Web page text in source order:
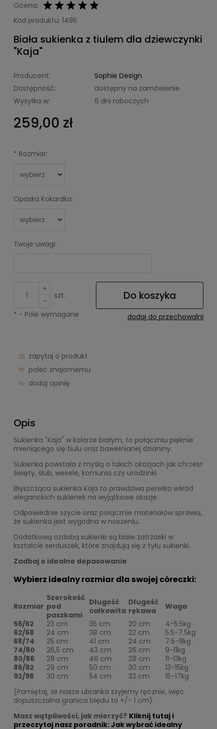
Ocena:
Kod produktu: 1495
Biała sukienka z tiulem dla dziewczynki
"Kaja"
Producent:
Sophie Design
Dostępność:
dostępny na zamówienie
Wysyłka w:
6 dni roboczych
259,00 zł
* Rozmiar:
Opaska Kokardka:
Twoje uwagi:
+
-
szt. Do koszyka
dodaj do przechowalni
* - Pole wymagane
zapytaj o produkt
poleć znajomemu
dodaj opinię
Opis
Sukienka "Kaja" w kolorze białym, to połączniu pięknie
mieniącego się tiulu oraz bawełnianej dzianiny.
Sukienka powstała z myślą o takich okazjach jak chrzest
święty, ślub, wesele, komunia czy urodzinki.
Błyszcząca sukienka Kaja to prawdziwa perełka wśród
eleganckich sukienek na wyjątkowe okazje.
Odpowiednie szycie oraz połącznie materiałów sprawia,
że sukienka jest wygodna w noszeniu.
Dodatkową ozdobą sukienki są białe zatrzaski w
kształcie serduszek, które znajdują się z tyłu sukienki.
Zadbaj o idealne dopasowanie
Wybierz idealny rozmiar dla swojej córeczki:
Rozmiar
Szerokość
pod
paszkami
Długość
całkowita
Długość
rękawa
Waga
56/62
23 cm 35 cm 20 cm
4-5.5kg
62/68
24 cm 38 cm 22 cm
5.5-7.5kg
68/74
25 cm 41 cm 24 cm
7.5-9kg
74/80
26,5 cm 43 cm 26 cm
9-11kg
80/86
28 cm 46 cm 28 cm
11-13kg
86/92
29 cm 50 cm 30 cm
13-15kg
92/98
30 cm 54 cm 32 cm
15-17kg
(Pamiętaj, że nasze ubranka szyjemy ręcznie, więc
dopuszczalna granica błędu to +/- 1 cm).
Masz wątpliwości, jak mierzyć? Kliknij tutaj i
przeczytaj nasz poradnik: Jak wybrać idealny